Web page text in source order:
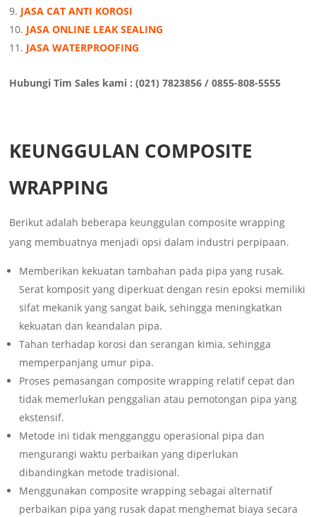
JASA CAT ANTI KOROSI
JASA ONLINE LEAK SEALING
JASA WATERPROOFING
Hubungi Tim Sales kami : (021) 7823856 / 0855-808-5555
KEUNGGULAN COMPOSITE
WRAPPING
Berikut adalah beberapa keunggulan composite wrapping
yang membuatnya menjadi opsi dalam industri perpipaan.
Memberikan kekuatan tambahan pada pipa yang rusak.
Serat komposit yang diperkuat dengan resin epoksi memiliki
sifat mekanik yang sangat baik, sehingga meningkatkan
kekuatan dan keandalan pipa.
Tahan terhadap korosi dan serangan kimia, sehingga
memperpanjang umur pipa.
Proses pemasangan composite wrapping relatif cepat dan
tidak memerlukan penggalian atau pemotongan pipa yang
ekstensif.
Metode ini tidak mengganggu operasional pipa dan
mengurangi waktu perbaikan yang diperlukan
dibandingkan metode tradisional.
Menggunakan composite wrapping sebagai alternatif
perbaikan pipa yang rusak dapat menghemat biaya secara